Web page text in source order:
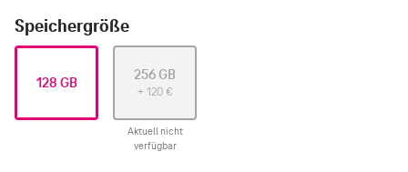
Speichergröße
128 GB 256 GB
+ 120 €
Aktuell nicht
verfügbar